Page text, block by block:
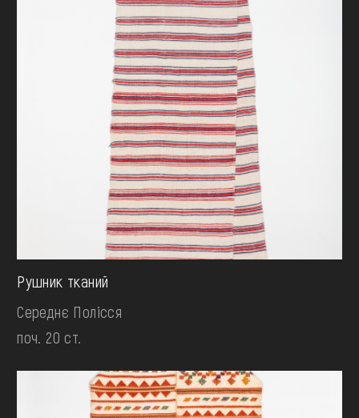
Рушник тканий
Середнє Полісся
поч. 20 ст.